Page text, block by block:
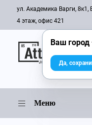
ул. Академика Варги, 8к1,
4 этаж, офис 421
Онлайн-
Меню
Ваш
Да,